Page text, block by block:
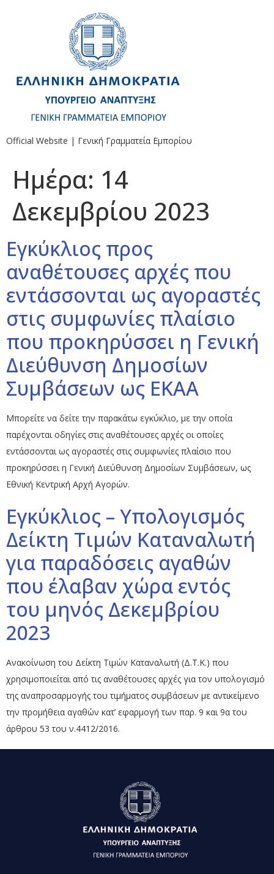
Official Website | Γενική Γραμματεία Εμπορίου
Ημέρα: 14
Δεκεμβρίου 2023
Εγκύκλιος προς
αναθέτουσες αρχές που
εντάσσονται ως αγοραστές
στις συμφωνίες πλαίσιο
που προκηρύσσει η Γενική
Διεύθυνση Δημοσίων
Συμβάσεων ως ΕΚΑΑ
Μπορείτε να δείτε την παρακάτω εγκύκλιο, με την οποία
παρέχονται οδηγίες στις αναθέτουσες αρχές οι οποίες
εντάσσονται ως αγοραστές στις συμφωνίες πλαίσιο που
προκηρύσσει η Γενική Διεύθυνση Δημοσίων Συμβάσεων, ως
Εθνική Κεντρική Αρχή Αγορών.
Εγκύκλιος – Υπολογισμός
Δείκτη Τιμών Καταναλωτή
για παραδόσεις αγαθών
που έλαβαν χώρα εντός
του μηνός Δεκεμβρίου
2023
Ανακοίνωση του Δείκτη Τιμών Καταναλωτή (Δ.Τ.Κ.) που
χρησιμοποιείται από τις αναθέτουσες αρχές για τον υπολογισμό
της αναπροσαρμογής του τιμήματος συμβάσεων με αντικείμενο
την προμήθεια αγαθών κατ’ εφαρμογή των παρ. 9 και 9α του
άρθρου 53 του ν.4412/2016.